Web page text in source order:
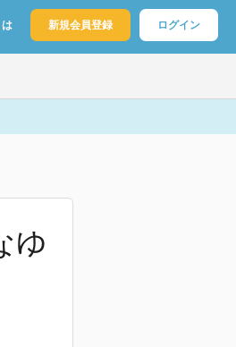
は 新規会員登録 ログイン
ゆ